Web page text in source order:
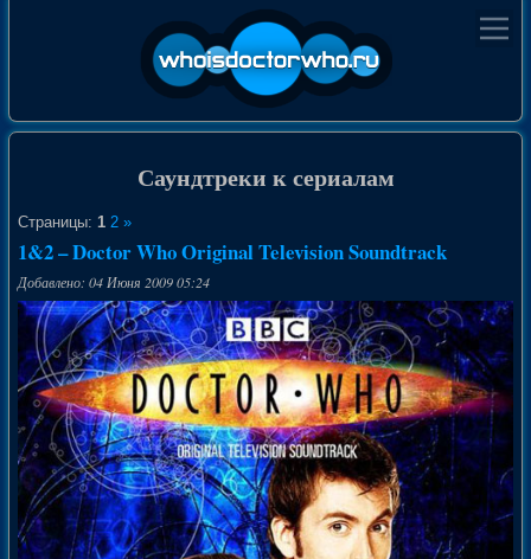
Саундтреки к сериалам
Страницы: 1 2 »
1&2 – Doctor Who Original Television Soundtrack
Добавлено: 04 Июня 2009 05:24